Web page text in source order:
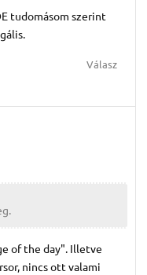
tudomásom szerint
Válasz
of the day". Illetve
nincs ott valami